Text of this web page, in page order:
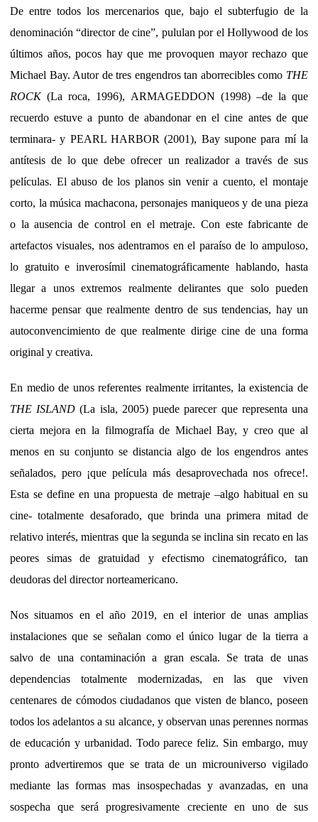
De entre todos los mercenarios que, bajo el subterfugio de la
denominación “director de cine”, pululan por el Hollywood de los
últimos años, pocos hay que me provoquen mayor rechazo que
Michael Bay. Autor de tres engendros tan aborrecibles como THE
ROCK(La roca, 1996), ARMAGEDDON (1998) –de la que
recuerdo estuve a punto de abandonar en el cine antes de que
terminara- y PEARL HARBOR (2001), Bay supone para mí la
antítesis de lo que debe ofrecer un realizador a través de sus
películas. El abuso de los planos sin venir a cuento, el montaje
corto, la música machacona, personajes maniqueos y de una pieza
o la ausencia de control en el metraje. Con este fabricante de
artefactos visuales, nos adentramos en el paraíso de lo ampuloso,
lo gratuito e inverosímil cinematográficamente hablando, hasta
llegar a unos extremos realmente delirantes que solo pueden
hacerme pensar que realmente dentro de sus tendencias, hay un
autoconvencimiento de que realmente dirige cine de una forma
original y creativa.
En medio de unos referentes realmente irritantes, la existencia de
THE ISLAND (La isla, 2005) puede parecer que representa una
cierta mejora en la filmografía de Michael Bay, y creo que al
menos en su conjunto se distancia algo de los engendros antes
señalados, pero ¡que película más desaprovechada nos ofrece!.
Esta se define en una propuesta de metraje –algo habitual en su
cine- totalmente desaforado, que brinda una primera mitad de
relativo interés, mientras que la segunda se inclina sin recato en las
peores simas de gratuidad y efectismo cinematográfico, tan
deudoras del director norteamericano.
Nos situamos en el año 2019, en el interior de unas amplias
instalaciones que se señalan como el único lugar de la tierra a
salvo de una contaminación a gran escala. Se trata de unas
dependencias totalmente modernizadas, en las que viven
centenares de cómodos ciudadanos que visten de blanco, poseen
todos los adelantos a su alcance, y observan unas perennes normas
de educación y urbanidad. Todo parece feliz. Sin embargo, muy
pronto advertiremos que se trata de un microuniverso vigilado
mediante las formas mas insospechadas y avanzadas, en una
sospecha que será progresivamente creciente en uno de sus